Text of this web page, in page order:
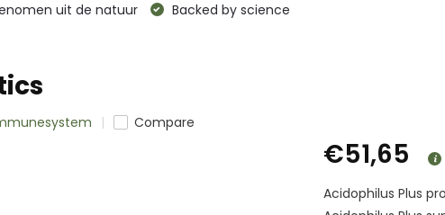
uit de natuur
Backed by science
Compare
€51,65
Acidophilus Plus